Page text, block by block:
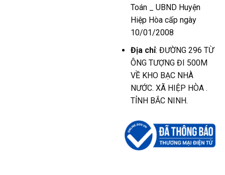
Toán _ UBND Huyện
Hiệp Hòa cấp ngày
10/01/2008
Địa chỉ: ĐƯỜNG 296 TỪ
ÔNG TƯỢNG ĐI 500M
VỀ KHO BẠC NHÀ
NƯỚC. XÃ HIỆP HÒA .
TỈNH BẮC NINH.